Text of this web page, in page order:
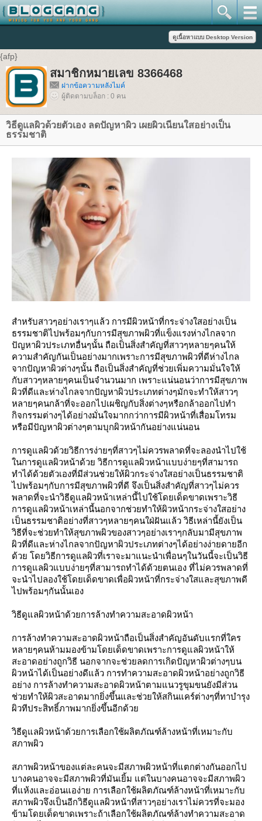
{afp}
สมาชิกหมายเลข 8366468
ฝากข้อความหลังไมค์
ผู้ติดตามบล็อก : 0 คน
วิธีดูแลผิวด้วยตัวเอง ลดปัญหาผิว เผยผิวเนียนใสอย่างเป็น
ธรรมชาติ
สำหรับสาวๆอย่างเราๆแล้ว การมีผิวหน้าที่กระจ่างใสอย่างเป็น
ธรรมชาติไปพร้อมๆกับการมีสุขภาพผิวที่แข็งแรงห่างไกลจาก
ปัญหาผิวประเภทอื่นๆนั้น ถือเป็นสิ่งสำคัญที่สาวๆหลายๆคนให้
ความสำคัญกันเป็นอย่างมากเพราะการมีสุขภาพผิวที่ดีห่างไกล
จากปัญหาผิวต่างๆนั้น ถือเป็นสิ่งสำคัญที่ช่วยเพิ่มความมั่นใจให้
กับสาวๆหลายๆคนเป็นจำนวนมาก เพราะแน่นอนว่าการมีสุขภาพ
ผิวที่ดีและห่างไกลจากปัญหาผิวประเภทต่างๆมักจะทำให้สาวๆ
หลายๆคนกล้าที่จะออกไปเผชิญกับสิ่งต่างๆหรือกล้าออกไปทำ
กิจกรรมต่างๆได้อย่างมั่นใจมากกว่าการมีผิวหน้าที่เสื่อมโทรม
หรือมีปัญหาผิวต่างๆตามบุกผิวหน้ากันอย่างแน่นอน
การดูแลผิวด้วยวิธีการง่ายๆที่สาวๆไม่ควรพลาดที่จะลองนำไปใช้
ในการดูแลผิวหน้าด้วย วิธีการดูแลผิวหน้าแบบง่ายๆที่สามารถ
ทำได้ด้วยตัวเองที่มีส่วนช่วยให้ผิวกระจ่างใสอย่างเป็นธรรมชาติ
ไปพร้อมๆกับการมีสุขภาพผิวที่ดี จึงเป็นสิ่งสำคัญที่สาวๆไม่ควร
พลาดที่จะนำวิธีดูแลผิวหน้าเหล่านี้ไปใช้โดยเด็ดขาดเพราะวิธี
การดูแลผิวหน้าเหล่านี้นอกจากช่วยทำให้ผิวหน้ากระจ่างใสอย่าง
เป็นธรรมชาติอย่างที่สาวๆหลายๆคนใฝ่ฝันแล้ว วิธีเหล่านี้ยังเป็น
วิธีที่จะช่วยทำให้สุขภาพผิวของสาวๆอย่างเราๆกลับมามีสุขภาพ
ผิวที่ดีและห่างไกลจากปัญหาผิวประเภทต่างๆได้อย่างง่ายดายอีก
ด้วย โดยวิธีการดูแลผิวที่เราจะมาแนะนำเพื่อนๆในวันนี้จะเป็นวิธี
การดูแลผิวแบบง่ายๆที่สามารถทำได้ด้วยตนเอง ที่ไม่ควรพลาดที่
จะนำไปลองใช้โดยเด็ดขาดเพื่อผิวหน้าที่กระจ่างใสและสุขภาพดี
ไปพร้อมๆกันนั้นเอง
วิธีดูแลผิวหน้าด้วยการล้างทำความสะอาดผิวหน้า
การล้างทำความสะอาดผิวหน้าถือเป็นสิ่งสำคัญอันดับแรกที่ใคร
หลายๆคนห้ามมองข้ามโดยเด็ดขาดเพราะการดูแลผิวหน้าให้
สะอาดอย่างถูกวิธี นอกจากจะช่วยลดการเกิดปัญหาผิวต่างๆบน
ผิวหน้าได้เป็นอย่างดีแล้ว การทำความสะอาดผิวหน้าอย่างถูกวิธี
อย่าง การล้างทำความสะอาดผิวหน้าตามแนวรูขุมขนยังมีส่วน
ช่วยทำให้ผิวสะอาดมากยิ่งขึ้นและช่วยให้สกินแคร์ต่างๆที่ทาบำรุง
ผิวทีประสิทธิ์ภาพมากยิ่งขึ้นอีกด้วย
วิธีดูแลผิวหน้าด้วยการเลือกใช้ผลิตภัณฑ์ล้างหน้าที่เหมาะกับ
สภาพผิว
สภาพผิวหน้าของแต่ละคนจะมีสภาพผิวหน้าที่แตกต่างกันออกไป
บางคนอาจจะมีสภาพผิวที่มันเยิ้ม แต่ในบางคนอาจจะมีสภาพผิว
ที่แห้งและอ่อนแอง่าย การเลือกใช้ผลิตภัณฑ์ล้างหน้าที่เหมาะกับ
สภาพผิวจึงเป็นอีกวิธีดูแลผิวหน้าที่สาวๆอย่างเราไม่ควรที่จะมอง
ข้ามโดยเด็ดขาดเพราะถ้าเลือกใช้ผลิตภัณฑ์ล้างทำความสะอาด